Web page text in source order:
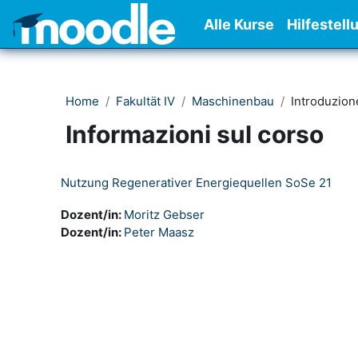
Vai al contenuto principale
Alle Kurse
Home Fakultät IV Maschinenbau
Informazioni sul corso
Nutzung Regenerativer Energiequellen SoSe 21
Dozent/in: Moritz Gebser
Dozent/in: Peter Maasz